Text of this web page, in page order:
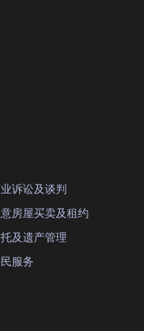
诉讼及谈判
房屋买卖及租约
及遗产管理
服务